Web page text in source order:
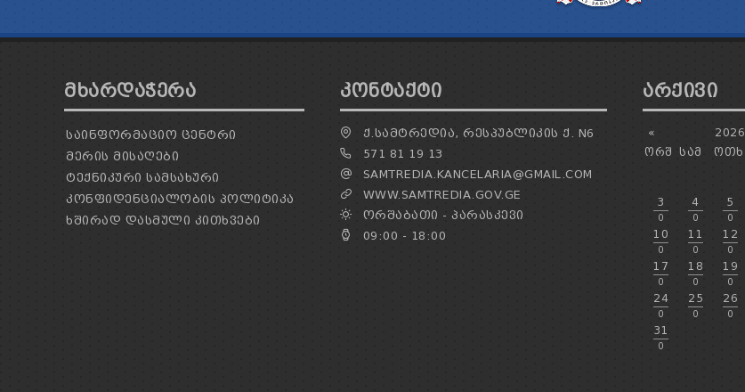
ᲛᲮᲐᲠᲓᲐᲭᲔᲠᲐ
ᲡᲐᲘᲜᲤᲝᲠᲛᲐᲪᲘᲝ ᲪᲔᲜᲢᲠᲘ
ᲛᲔᲠᲘᲡ ᲛᲘᲡᲐᲦᲔᲑᲘ
ᲢᲔᲥᲜᲘᲙᲣᲠᲘ ᲡᲐᲛᲡᲐᲮᲣᲠᲘ
ᲙᲝᲜᲤᲘᲓᲔᲜᲪᲘᲐᲚᲝᲑᲘᲡ ᲞᲝᲚᲘᲢᲘᲙᲐ
ᲮᲨᲘᲠᲐᲓ ᲓᲐᲡᲛᲣᲚᲘ ᲙᲘᲗᲮᲕᲔᲑᲘ
ᲙᲝᲜᲢᲐᲥᲢᲘ
Ქ.ᲡᲐᲛᲢᲠᲔᲓᲘᲐ, ᲠᲔᲡᲞᲣᲑᲚᲘᲙᲘᲡ Ქ. N6
571 81 19 13
SAMTREDIA.KANCELARIA@GMAIL.COM
WWW.SAMTREDIA.GOV.GE
ᲝᲠᲨᲐᲑᲐᲗᲘ - ᲞᲐᲠᲐᲡᲙᲔᲕᲘ
09:00 - 18:00
ᲐᲠᲥᲘᲕᲘ
« 2026
ᲝᲠᲨ
ᲡᲐᲛ ᲝᲗᲮ
3
0
4
0
5
0
10
0
11
0
12
0
17
0
18
0
19
0
24
0
25
0
26
0
31
0